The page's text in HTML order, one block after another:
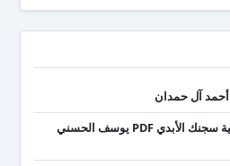
تحميل كتاب عقدك النفسية سجنك الأبدي PDF يوسف الحسني